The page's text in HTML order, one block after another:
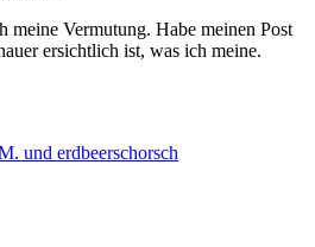
meine Vermutung. Habe meinen Post
ersichtlich ist, was ich meine.
und erdbeerschorsch